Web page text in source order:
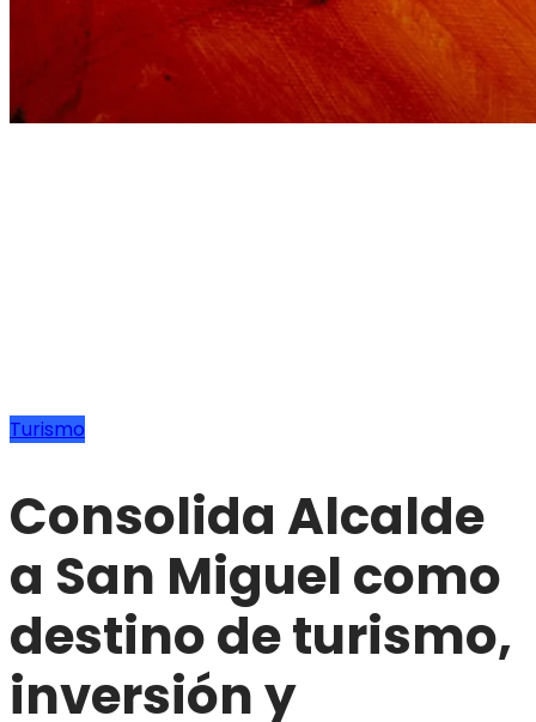
Turismo
Consolida Alcalde
a San Miguel como
destino de turismo,
inversión y